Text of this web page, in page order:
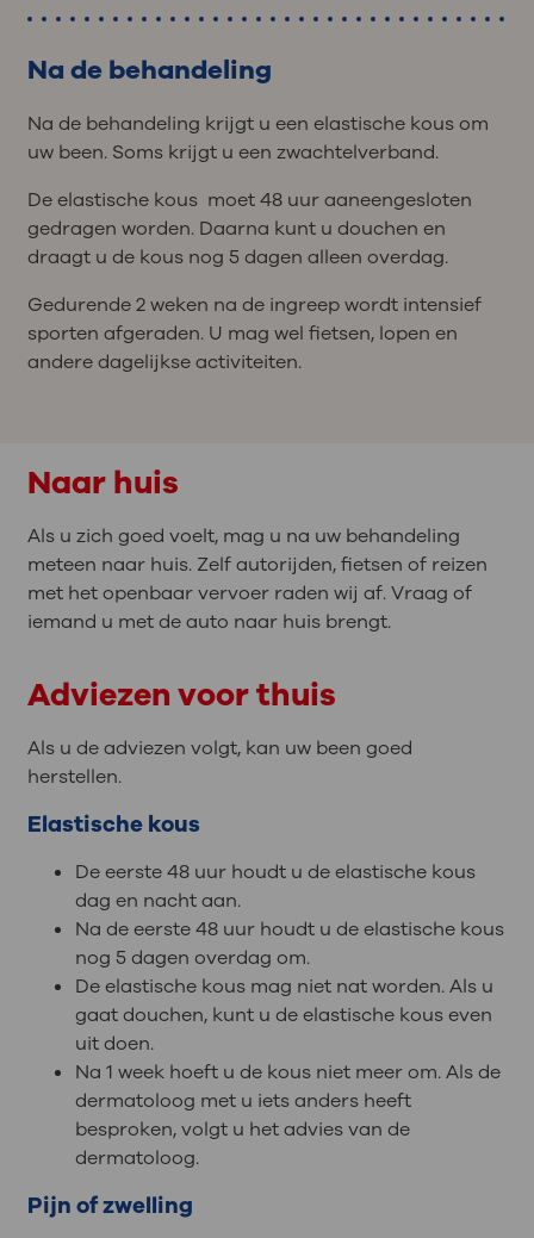
Na de behandeling
Na de behandeling krijgt u een elastische kous om
uw been. Soms krijgt u een zwachtelverband.
De elastische kous moet 48 uur aaneengesloten
gedragen worden. Daarna kunt u douchen en
draagt u de kous nog 5 dagen alleen overdag.
Gedurende 2 weken na de ingreep wordt intensief
sporten afgeraden. U mag wel fietsen, lopen en
andere dagelijkse activiteiten.
Naar huis
Als u zich goed voelt, mag u na uw behandeling
meteen naar huis. Zelf autorijden, fietsen of reizen
met het openbaar vervoer raden wij af. Vraag of
iemand u met de auto naar huis brengt.
Adviezen voor thuis
Als u de adviezen volgt, kan uw been goed
herstellen.
Elastische kous
De eerste 48 uur houdt u de elastische kous
dag en nacht aan.
Na de eerste 48 uur houdt u de elastische kous
nog 5 dagen overdag om.
De elastische kous mag niet nat worden. Als u
gaat douchen, kunt u de elastische kous even
uit doen.
Na 1 week hoeft u de kous niet meer om. Als de
dermatoloog met u iets anders heeft
besproken, volgt u het advies van de
dermatoloog.
Pijn of zwelling